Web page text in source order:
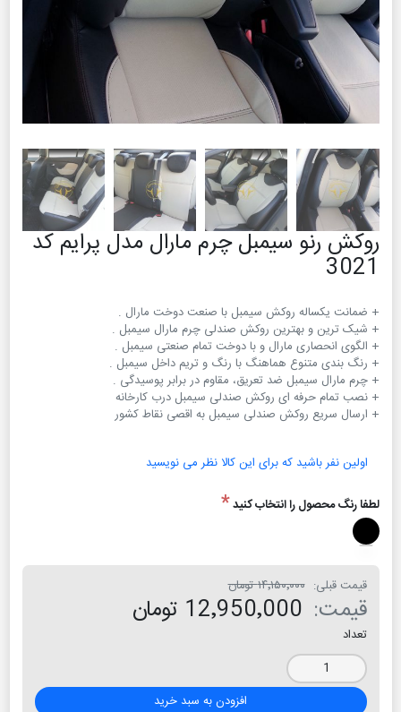
روکش رنو سیمبل چرم مارال مدل پرایم کد
3021
+ ارسال سریع روکش صندلی سیمبل به اقصی نقاط کشور
اولین نفر باشید که برای این کالا نظر می نویسید
لطفا رنگ محصول را انتخاب کنید*
قیمت قبلی: ۱۴٬۱۵۰٬۰۰۰ تومان
قیمت: 12٬950٬000 تومان
تعداد
افزودن به سبد خرید